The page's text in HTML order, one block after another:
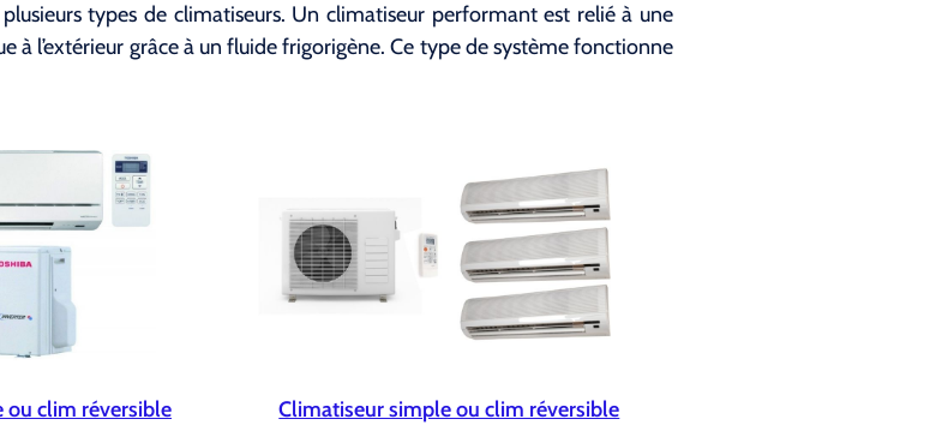
types de climatiseurs. Un climatiseur performant est relié à une
à l’extérieur grâce à un fluide frigorigène. Ce type de système fonctionne
ou clim réversible Climatiseur simple ou clim réversible